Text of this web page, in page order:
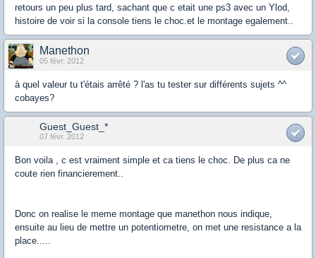
retours un peu plus tard, sachant que c etait une ps3 avec un Ylod,
histoire de voir si la console tiens le choc.et le montage egalement..
Manethon
05 févr. 2012
à quel valeur tu t'étais arrêté ? l'as tu tester sur différents sujets ^^
cobayes?
Guest_Guest_*
07 févr. 2012
Bon voila , c est vraiment simple et ca tiens le choc. De plus ca ne
coute rien financierement..
Donc on realise le meme montage que manethon nous indique,
ensuite au lieu de mettre un potentiometre, on met une resistance a la
place.....